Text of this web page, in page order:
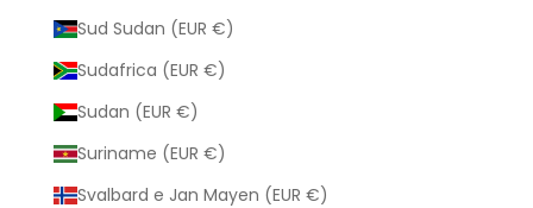
Sud Sudan (EUR €)
Sudafrica (EUR €)
Sudan (EUR €)
Suriname (EUR €)
Svalbard e Jan Mayen (EUR €)